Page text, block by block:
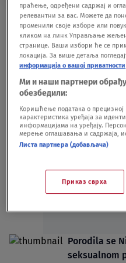
Žena koju je
i reperku
SHOWBIZ
Niki Minaž
otkrila pol
ZABAVA
Porodila se
seksualnom
праћење, одређени садржај и
релевантни за вас. Можете да
променили своје изборе или
кликом на линк Управљање
странице. Ваши избори ће се
локација. За више детаља
информација о вашој приватности
Ми и наши партнери
обезбедили:
Коришћење података о
карактеристика уређаја за
информацијама на уређају.
мерење оглашавања и садржаја,
Листа партнера (добављача)
Приказ сврха